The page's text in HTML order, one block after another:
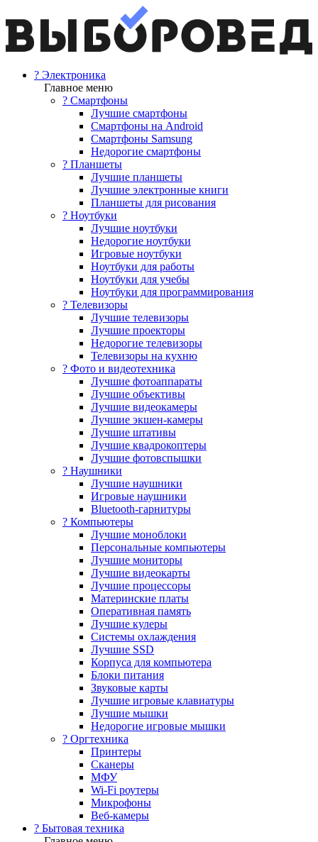
? Электроника
Главное меню
? Смартфоны
Лучшие смартфоны
Смартфоны на Android
Смартфоны Samsung
Недорогие смартфоны
? Планшеты
Лучшие планшеты
Лучшие электронные книги
Планшеты для рисования
? Ноутбуки
Лучшие ноутбуки
Недорогие ноутбуки
Игровые ноутбуки
Ноутбуки для работы
Ноутбуки для учебы
Ноутбуки для программирования
? Телевизоры
Лучшие телевизоры
Лучшие проекторы
Недорогие телевизоры
Телевизоры на кухню
? Фото и видеотехника
Лучшие фотоаппараты
Лучшие объективы
Лучшие видеокамеры
Лучшие экшен-камеры
Лучшие штативы
Лучшие квадрокоптеры
Лучшие фотовспышки
? Наушники
Лучшие наушники
Игровые наушники
Bluetooth-гарнитуры
?️ Компьютеры
Лучшие моноблоки
Персональные компьютеры
Лучшие мониторы
Лучшие видеокарты
Лучшие процессоры
Материнские платы
Оперативная память
Лучшие кулеры
Системы охлаждения
Лучшие SSD
Корпуса для компьютера
Блоки питания
Звуковые карты
Лучшие игровые клавиатуры
Лучшие мышки
Недорогие игровые мышки
?️ Оргтехника
Принтеры
Сканеры
МФУ
Wi-Fi роутеры
Микрофоны
Веб-камеры
? Бытовая техника